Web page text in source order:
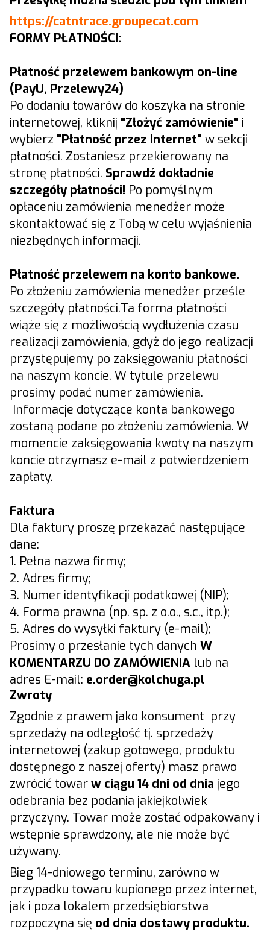
https://catntrace.groupecat.com
FORMY PŁATNOŚCI:
Płatność przelewem bankowym on-line
(PayU, Przelewy24)
Po dodaniu towarów do koszyka na stronie
internetowej, kliknij "Złożyć zamówienie" i
wybierz "Płatność przez Internet" w sekcji
płatności. Zostaniesz przekierowany na
stronę płatności. Sprawdź dokładnie
szczegóły płatności! Po pomyślnym
opłaceniu zamówienia menedżer może
skontaktować się z Tobą w celu wyjaśnienia
niezbędnych informacji.
Płatność przelewem na konto bankowe.
Po złożeniu zamówienia menedżer prześle
szczegóły płatności.Ta forma płatności
wiąże się z możliwością wydłużenia czasu
realizacji zamówienia, gdyż do jego realizacji
przystępujemy po zaksięgowaniu płatności
na naszym koncie. W tytule przelewu
prosimy podać numer zamówienia.
Informacje dotyczące konta bankowego
zostaną podane po złożeniu zamówienia. W
momencie zaksięgowania kwoty na naszym
koncie otrzymasz e-mail z potwierdzeniem
zapłaty.
Faktura
Dla faktury proszę przekazać następujące
dane:
1. Pełna nazwa firmy;
2. Adres firmy;
3. Numer identyfikacji podatkowej (NIP);
4. Forma prawna (np. sp. z o.o., s.c., itp.);
5. Adres do wysyłki faktury (e-mail);
Prosimy o przesłanie tych danych W
KOMENTARZU DO ZAMÓWIENIA lub na
adres E-mail: e.order@kolchuga.pl
Zwroty
Zgodnie z prawem jako konsument przy
sprzedaży na odległość tj. sprzedaży
internetowej (zakup gotowego, produktu
dostępnego z naszej oferty) masz prawo
zwrócić towarw ciągu 14 dni od dnia jego
odebrania bez podania jakiejkolwiek
przyczyny. Towar może zostać odpakowany i
wstępnie sprawdzony, ale nie może być
używany.
Bieg 14-dniowego terminu, zarówno w
przypadku towaru kupionego przez internet,
jak i poza lokalem przedsiębiorstwa
rozpoczyna się od dnia dostawy produktu.